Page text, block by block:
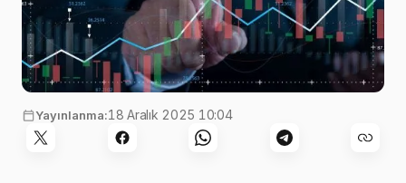
Yayınlanma:18 Aralık 2025 10:04